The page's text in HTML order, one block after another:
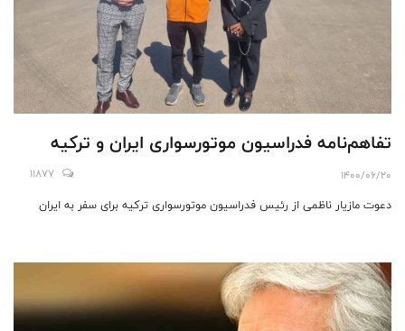
تفاهم‌نامه فدراسیون موتورسواری ایران و ترکیه
1400/06/20
11877
دعوت مازیار ناظمی از رئیس فدراسیون موتورسواری ترکیه برای سفر به ایران